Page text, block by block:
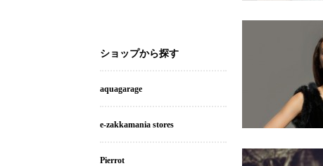
ショップから探す
aquagarage
e-zakkamania stores
Pierrot